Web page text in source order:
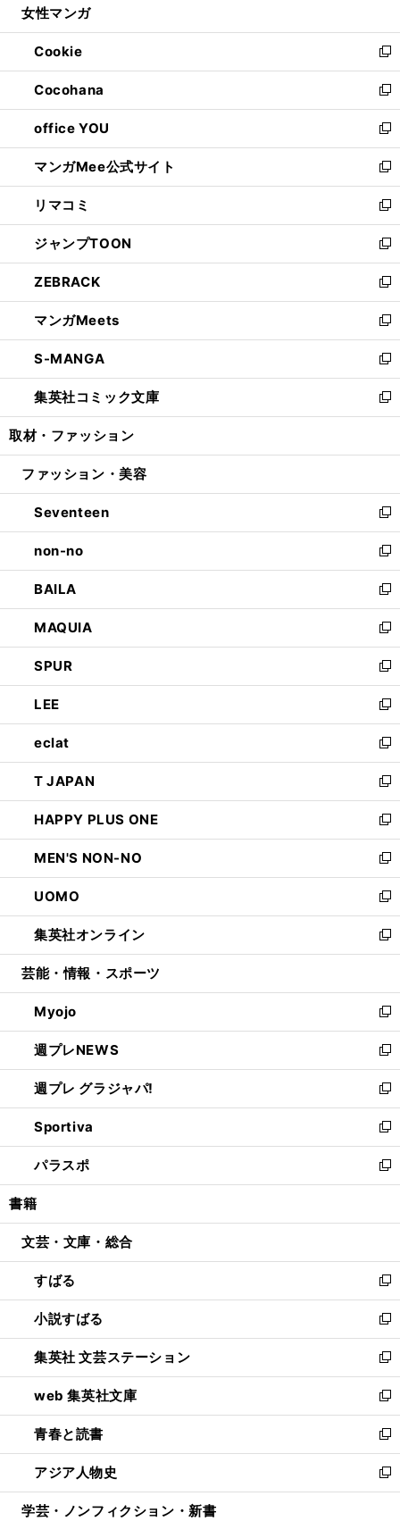
開
く
ウ
で
開
く
ン
ド
ウ
で
開
く
ウ
ィ
ン
ド
ウ
で
開
く
女性マンガ
Cookie
新
し
い
ウ
ィ
ン
ド
ウ
で
開
く
Cocohana
新
し
い
ウ
ィ
ン
ド
ウ
で
開
く
office YOU
新
し
い
ウ
ィ
ン
ド
ウ
で
開
く
マンガMee公式サイト
新
し
い
ウ
ィ
ン
ド
ウ
で
開
く
リマコミ
新
し
い
ウ
ィ
ン
ド
ウ
で
開
く
ジャンプTOON
新
し
い
ウ
ィ
ン
ド
ウ
で
開
ZEBRACK
新
し
い
ウ
ィ
ン
ド
ウ
開
マンガMeets
新
し
い
ウ
ィ
ン
ウ
開
く
S-MANGA
新
し
い
ウ
ン
ウ
で
開
く
集英社コミック文庫
新
し
ウ
ン
ド
ウ
で
開
く
取材・ファッション
ファッション・美容
Seventeen
新
し
い
ウ
ィ
ン
ド
ウ
で
開
く
non-no
新
し
い
ウ
ィ
ン
ド
ウ
で
開
く
BAILA
新
し
い
ウ
ィ
ン
ド
ウ
で
開
く
MAQUIA
新
し
い
ウ
ィ
ン
ド
ウ
で
開
く
SPUR
新
し
い
ウ
ィ
ン
ド
ウ
で
開
く
LEE
新
し
い
ウ
ィ
ン
ド
ウ
で
開
く
eclat
新
し
い
ウ
ィ
ン
ド
ウ
で
開
く
T JAPAN
新
し
い
ウ
ィ
ン
ド
ウ
で
開
HAPPY PLUS ONE
新
し
い
ウ
ィ
ン
ド
ウ
開
く
MEN'S NON-NO
新
し
い
ウ
ィ
ン
ウ
で
開
く
UOMO
新
し
い
ウ
ン
ド
ウ
で
開
く
集英社オンライン
新
し
ウ
ィ
ン
ド
ウ
で
開
く
芸能・情報・スポーツ
Myojo
新
し
い
ウ
ィ
ン
ド
ウ
で
開
週プレNEWS
新
し
い
ウ
ィ
ン
ド
ウ
開
週プレ グラジャパ!
新
し
い
ウ
ィ
ン
ウ
開
く
Sportiva
新
し
い
ウ
ン
ウ
で
開
く
パラスポ
新
し
ウ
ン
ド
ウ
で
開
く
書籍
文芸・文庫・総合
すばる
新
し
い
ウ
ィ
ン
ド
ウ
で
開
く
小説すばる
新
し
い
ウ
ィ
ン
ド
ウ
で
開
集英社 文芸ステーション
新
し
い
ウ
ィ
ン
ド
ウ
web 集英社文庫
新
し
い
ウ
ィ
ン
青春と読書
新
し
い
ウ
アジア人物史
新
し
学芸・ノンフィクション・新書